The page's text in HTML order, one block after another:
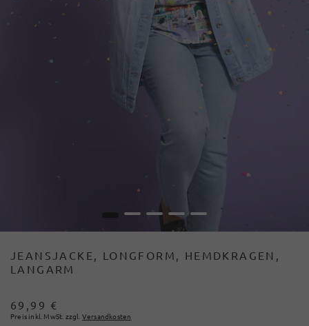
2 3 4 5
JEANSJACKE, LONGFORM, HEMDKRAGEN,
LANGARM
69,99 €
Preis inkl. MwSt. zzgl. Versandkosten